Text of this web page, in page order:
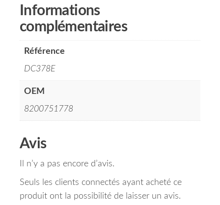
Informations
complémentaires
Référence
DC378E
OEM
8200751778
Avis
Il n’y a pas encore d’avis.
Seuls les clients connectés ayant acheté ce
produit ont la possibilité de laisser un avis.